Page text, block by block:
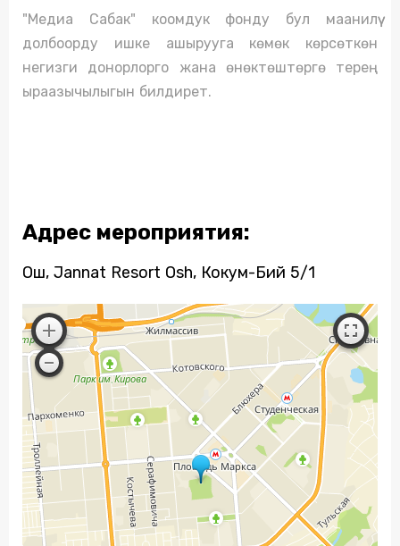
"Медиа Сабак" коомдук фонду бул маанилүү
долбоорду ишке ашырууга көмөк көрсөткөн
негизги донорлорго жана өнөктөштөргө терең
ыраазычылыгын билдирет.
Адрес мероприятия:
Ош, Jannat Resort Osh, Кокум-Бий 5/1